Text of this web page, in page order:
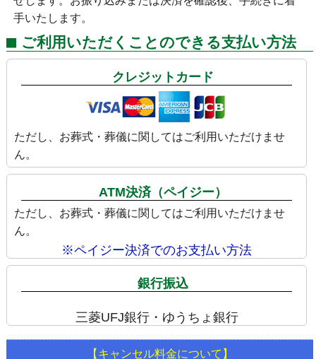
手いたします。
ご利用いただくことのできる支払い方法
クレジットカード
ただし、お葬式・葬儀に関してはご利用いただけませ
ん。
ATM決済（ペイジー）
ただし、お葬式・葬儀に関してはご利用いただけませ
ん。
※ペイジー決済でのお支払い方法
銀行振込
三菱UFJ銀行・ゆうちょ銀行
【キャンセル料金について】